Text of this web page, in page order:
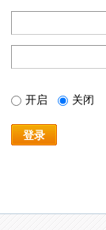
开启 关闭
登录